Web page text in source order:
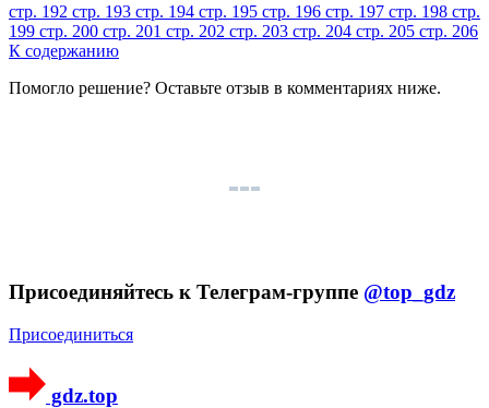
стр. 192 стр. 193 стр. 194 стр. 195 стр. 196 стр. 197 стр. 198 стр.
199 стр. 200 стр. 201 стр. 202 стр. 203 стр. 204 стр. 205 стр. 206
К содержанию
Помогло решение? Оставьте отзыв в комментариях ниже.
Присоединяйтесь к Телеграм-группе @top_gdz
Присоединиться
gdz.top